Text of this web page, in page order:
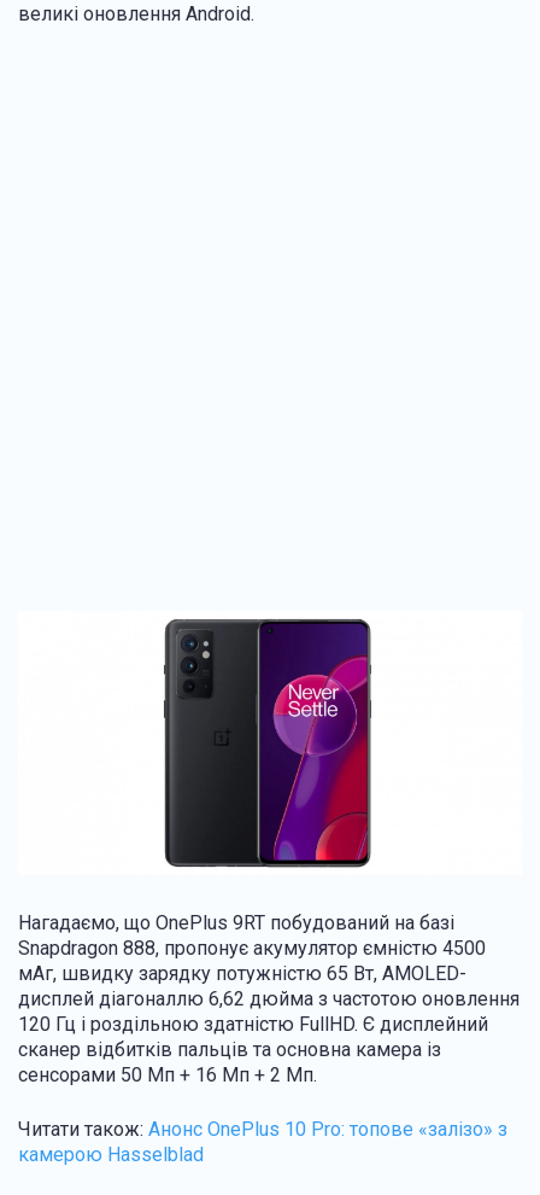
великі оновлення Android.
Нагадаємо, що OnePlus 9RT побудований на базі
Snapdragon 888, пропонує акумулятор ємністю 4500
мАг, швидку зарядку потужністю 65 Вт, AMOLED-
дисплей діагоналлю 6,62 дюйма з частотою оновлення
120 Гц і роздільною здатністю FullHD. Є дисплейний
сканер відбитків пальців та основна камера із
сенсорами 50 Мп + 16 Мп + 2 Мп.
Читати також: Анонс OnePlus 10 Pro: топове «залізо» з
камерою Hasselblad